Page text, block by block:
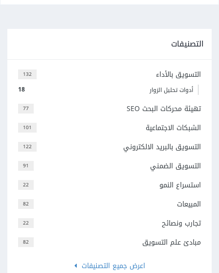
التصنيفات
132 التسويق بالأداء
18 أدوات تحليل الزوار
77 تهيئة محركات البحث SEO
101 الشبكات الاجتماعية
122 التسويق بالبريد الالكتروني
91 التسويق الضمني
22 استسراع النمو
82 المبيعات
22 تجارب ونصائح
82
مبادئ علم التسويق
اعرض جميع التصنيفات